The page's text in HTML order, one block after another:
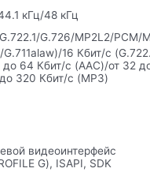
кГц/48 кГц
G.726/MP2L2/PCM/
16 Кбит/с
до 64 Кбит/с (AAC)/от 32
320 Кбит/с (MP3)
видеоинтерфейс
G), ISAPI, SDK